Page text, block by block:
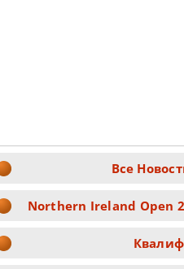
Все
Northern Ireland Open